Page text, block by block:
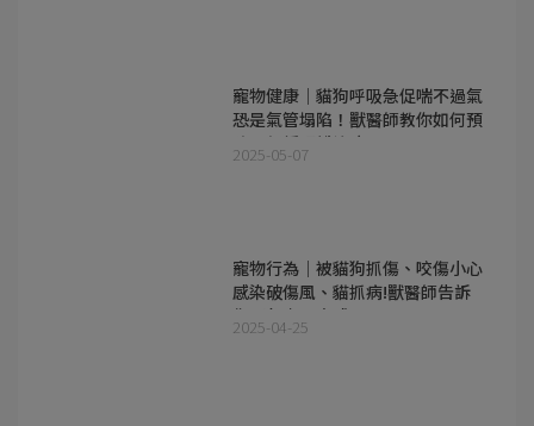
寵物健康｜貓狗呼吸急促喘不過氣
恐是氣管塌陷！獸醫師教你如何預
防及舒緩照護治療
2025-05-07
寵物行為｜被貓狗抓傷、咬傷小心
感染破傷風、貓抓病!獸醫師告訴
你緊急處理方式
2025-04-25